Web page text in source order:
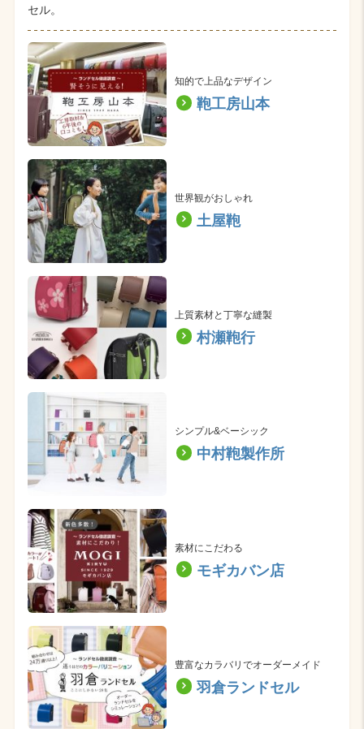
セル。
知的で上品なデザイン
鞄工房山本
世界観がおしゃれ
土屋鞄
上質素材と丁寧な縫製
村瀬鞄行
シンプル&ベーシック
中村鞄製作所
素材にこだわる
モギカバン店
豊富なカラバリでオーダーメイド
羽倉ランドセル